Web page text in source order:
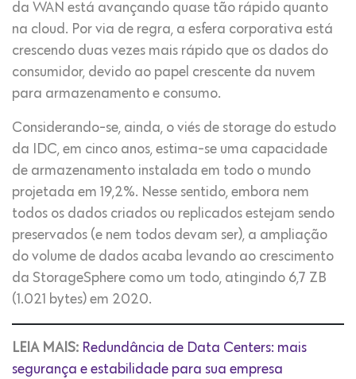
da WAN está avançando quase tão rápido quanto
na cloud. Por via de regra, a esfera corporativa está
crescendo duas vezes mais rápido que os dados do
consumidor, devido ao papel crescente da nuvem
para armazenamento e consumo.
Considerando-se, ainda, o viés de storage do estudo
da IDC, em cinco anos, estima-se uma capacidade
de armazenamento instalada em todo o mundo
projetada em 19,2%. Nesse sentido, embora nem
todos os dados criados ou replicados estejam sendo
preservados (e nem todos devam ser), a ampliação
do volume de dados acaba levando ao crescimento
da StorageSphere como um todo, atingindo 6,7 ZB
(1.021 bytes) em 2020.
LEIA MAIS: Redundância de Data Centers: mais
segurança e estabilidade para sua empresa